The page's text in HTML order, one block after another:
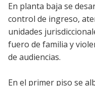
En planta baja se
control de ingreso,
unidades
fuero de familia y
de audiencias.
En el primer piso se